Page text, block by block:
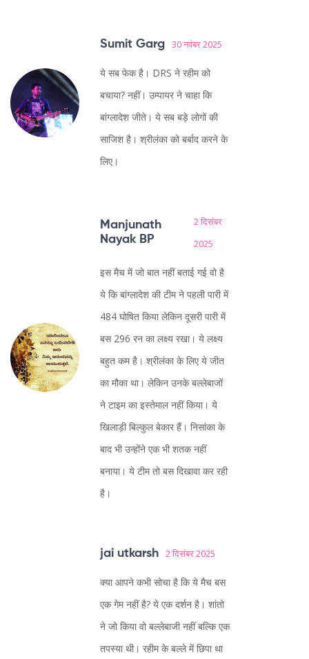
Sumit Garg 30 नवंबर 2025
ये सब फेक है। DRS ने रहीम को
बचाया? नहीं। उम्पायर ने चाहा कि
बांग्लादेश जीते। ये सब बड़े लोगों की
साजिश है। श्रीलंका को बर्बाद करने के
लिए।
Manjunath
Nayak BP
2 दिसंबर
2025
इस मैच में जो बात नहीं बताई गई वो है
ये कि बांग्लादेश की टीम ने पहली पारी में
484 घोषित किया लेकिन दूसरी पारी में
बस 296 रन का लक्ष्य रखा। ये लक्ष्य
बहुत कम है। श्रीलंका के लिए ये जीत
का मौका था। लेकिन उनके बल्लेबाजों
ने टाइम का इस्तेमाल नहीं किया। ये
खिलाड़ी बिल्कुल बेकार हैं। निसांका के
बाद भी उन्होंने एक भी शतक नहीं
बनाया। ये टीम तो बस दिखावा कर रही
है।
jai utkarsh 2 दिसंबर 2025
क्या आपने कभी सोचा है कि ये मैच बस
एक गेम नहीं है? ये एक दर्शन है। शांतो
ने जो किया वो बल्लेबाजी नहीं बल्कि एक
तपस्या थी। रहीम के बल्ले में छिपा था